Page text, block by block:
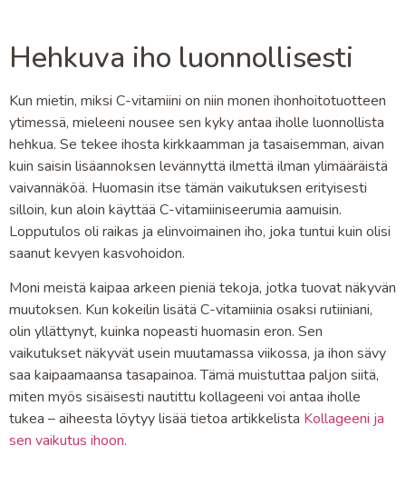
Hehkuva iho luonnollisesti
Kun mietin, miksi C-vitamiini on niin monen ihonhoitotuotteen
ytimessä, mieleeni nousee sen kyky antaa iholle luonnollista
hehkua. Se tekee ihosta kirkkaamman ja tasaisemman, aivan
kuin saisin lisäannoksen levännyttä ilmettä ilman ylimääräistä
vaivannäköä. Huomasin itse tämän vaikutuksen erityisesti
silloin, kun aloin käyttää C-vitamiiniseerumia aamuisin.
Lopputulos oli raikas ja elinvoimainen iho, joka tuntui kuin olisi
saanut kevyen kasvohoidon.
Moni meistä kaipaa arkeen pieniä tekoja, jotka tuovat näkyvän
muutoksen. Kun kokeilin lisätä C-vitamiinia osaksi rutiiniani,
olin yllättynyt, kuinka nopeasti huomasin eron. Sen
vaikutukset näkyvät usein muutamassa viikossa, ja ihon sävy
saa kaipaamaansa tasapainoa. Tämä muistuttaa paljon siitä,
miten myös sisäisesti nautittu kollageeni voi antaa iholle
tukea – aiheesta löytyy lisää tietoa artikkelista Kollageeni ja
sen vaikutus ihoon.